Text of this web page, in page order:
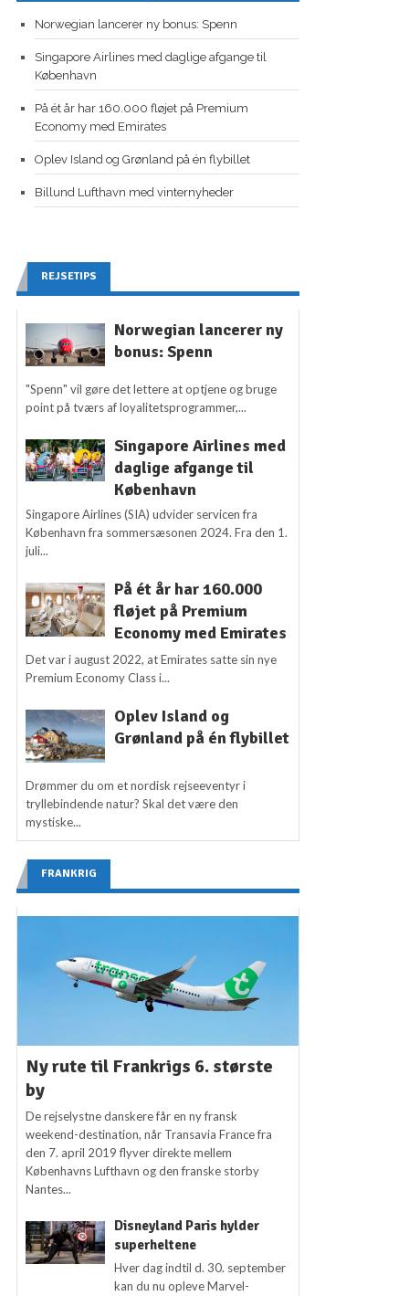
Norwegian lancerer ny bonus: Spenn
Singapore Airlines med daglige afgange til
København
På ét år har 160.000 fløjet på Premium
Economy med Emirates
Oplev Island og Grønland på én flybillet
Billund Lufthavn med vinternyheder
REJSETIPS
Norwegian lancerer ny
bonus: Spenn
"Spenn" vil gøre det lettere at optjene og bruge
point på tværs af loyalitetsprogrammer,...
Singapore Airlines med
daglige afgange til
København
Singapore Airlines (SIA) udvider servicen fra
København fra sommersæsonen 2024. Fra den 1.
juli...
På ét år har 160.000
fløjet på Premium
Economy med Emirates
Det var i august 2022, at Emirates satte sin nye
Premium Economy Class i...
Oplev Island og
Grønland på én flybillet
Drømmer du om et nordisk rejseeventyr i
tryllebindende natur? Skal det være den
mystiske...
FRANKRIG
Ny rute til Frankrigs 6. største
by
De rejselystne danskere får en ny fransk
weekend-destination, når Transavia France fra
den 7. april 2019 flyver direkte mellem
Københavns Lufthavn og den franske storby
Nantes...
Disneyland Paris hylder
superheltene
Hver dag indtil d. 30. september
kan du nu opleve Marvel-